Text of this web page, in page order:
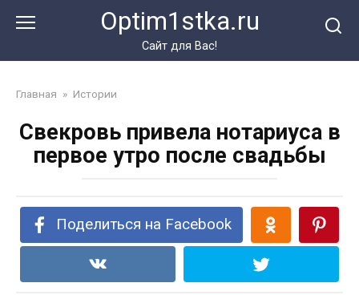
Optim1stka.ru
Сайт для Вас!
Главная » Истории
Свекровь привела нотариуса в
первое утро после свадьбы
Поделиться на Facebook